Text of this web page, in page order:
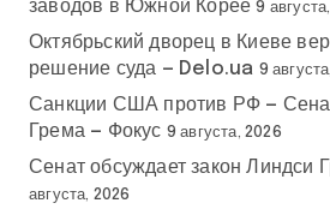
заводов в Южной Корее 9
Октябрьский дворец в Киеве
решение суда — Delo.ua 9
Санкции США против РФ —
Грема — Фокус 9 августа, 2026
Сенат обсуждает закон Линдси
августа, 2026